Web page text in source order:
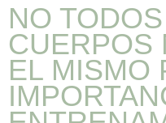
NO
CUERPOS
EL MISMO